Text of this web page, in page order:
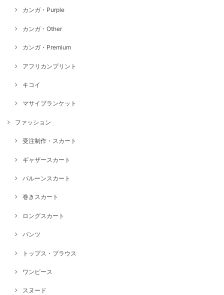
カンガ・Purple
カンガ・Other
カンガ・Premium
アフリカンプリント
キコイ
マサイブランケット
ファッション
受注制作・スカート
ギャザースカート
バルーンスカート
巻きスカート
ロングスカート
パンツ
トップス・ブラウス
ワンピース
スヌード